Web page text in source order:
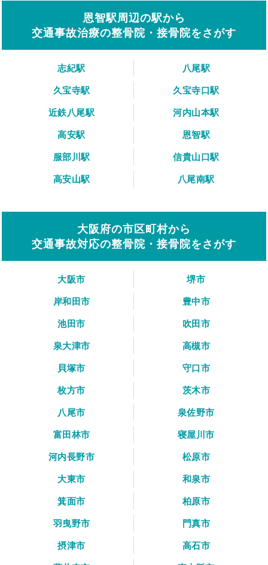
恩智駅周辺の駅から
交通事故治療の整骨院・接骨院をさがす
志紀駅
八尾駅
久宝寺駅
久宝寺口駅
近鉄八尾駅
河内山本駅
高安駅
恩智駅
服部川駅
信貴山口駅
高安山駅
八尾南駅
大阪府の市区町村から
交通事故対応の整骨院・接骨院をさがす
大阪市
堺市
岸和田市
豊中市
池田市
吹田市
泉大津市
高槻市
貝塚市
守口市
枚方市
茨木市
八尾市
泉佐野市
富田林市
寝屋川市
河内長野市
松原市
大東市
和泉市
箕面市
柏原市
羽曳野市
門真市
摂津市
高石市